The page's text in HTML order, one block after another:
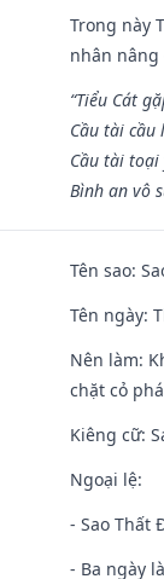
Trong này
nhân nâng
“Tiểu Cát
Cầu tài cầu
Cầu tài
Bình an vô
Tên sao:
Tên ngày:
Nên làm:
chặt cỏ
Kiêng cữ:
Ngoại lệ:
- Sao Thất
- Ba ngày